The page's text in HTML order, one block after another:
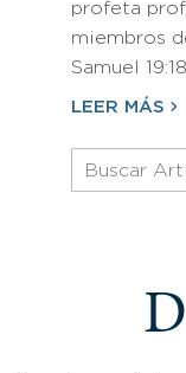
profeta
miembros
Samuel
LEER MÁS